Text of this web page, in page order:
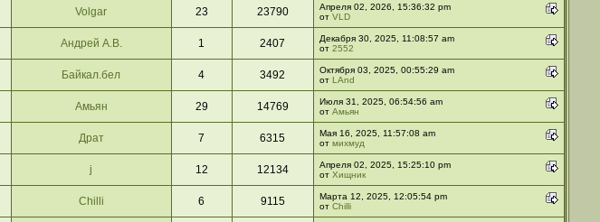
Volgar 23 23790
Апреля 02, 2026, 15:36:32 pm
от VLD
Андрей А.В. 1 2407
Декабря 30, 2025, 11:08:57 am
от 2552
Байкал.бел 4 3492
Октября 03, 2025, 00:55:29 am
от LAnd
Амьян 29 14769
Июля 31, 2025, 06:54:56 am
от Амьян
Драт 7 6315
Мая 16, 2025, 11:57:08 am
от михмуд
j 12 12134
Апреля 02, 2025, 15:25:10 pm
от Хищник
Chilli 6 9115
Марта 12, 2025, 12:05:54 pm
от Chilli